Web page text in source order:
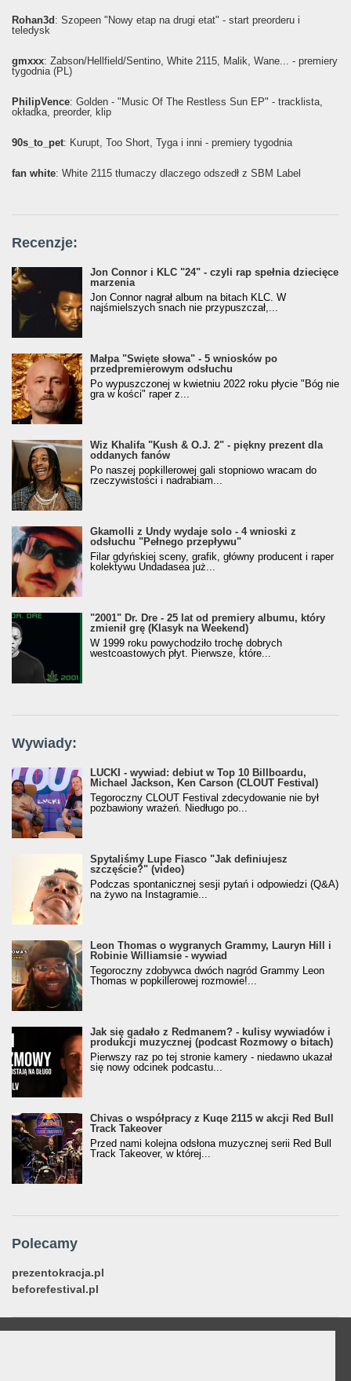
Rohan3d : Szopeen "Nowy etap na drugi etat" - start preorderu i
teledysk
gmxxx: Żabson/Hellfield/Sentino, White 2115, Malik, Wane... - premiery
tygodnia (PL)
PhilipVence: Golden - "Music Of The Restless Sun EP" - tracklista,
okładka, preorder, klip
90s_to_pet: Kurupt, Too Short, Tyga i inni - premiery tygodnia
fan white: White 2115 tłumaczy dlaczego odszedł z SBM Label
Recenzje:
Jon Connor i KLC "24" - czyli rap spełnia dziecięce
marzenia
Jon Connor nagrał album na bitach KLC. W
najśmielszych snach nie przypuszczał,...
Małpa "Święte słowa" - 5 wniosków po
przedpremierowym odsłuchu
Po wypuszczonej w kwietniu 2022 roku płycie "Bóg nie
gra w kości" raper z...
Wiz Khalifa "Kush & O.J. 2" - piękny prezent dla
oddanych fanów
Po naszej popkillerowej gali stopniowo wracam do
rzeczywistości i nadrabiam...
Gkamolli z Undy wydaje solo - 4 wnioski z
odsłuchu "Pełnego przepływu"
Filar gdyńskiej sceny, grafik, główny producent i raper
kolektywu Undadasea już...
"2001" Dr. Dre - 25 lat od premiery albumu, który
zmienił grę (Klasyk na Weekend)
W 1999 roku powychodziło trochę dobrych
westcoastowych płyt. Pierwsze, które...
Wywiady:
LUCKI - wywiad: debiut w Top 10 Billboardu,
Michael Jackson, Ken Carson (CLOUT Festival)
Tegoroczny CLOUT Festival zdecydowanie nie był
pozbawiony wrażeń. Niedługo po...
Spytaliśmy Lupe Fiasco "Jak definiujesz
szczęście?" (video)
Podczas spontanicznej sesji pytań i odpowiedzi (Q&A)
na żywo na Instagramie...
Leon Thomas o wygranych Grammy, Lauryn Hill i
Robinie Williamsie - wywiad
Tegoroczny zdobywca dwóch nagród Grammy Leon
Thomas w popkillerowej rozmowie!...
Jak się gadało z Redmanem? - kulisy wywiadów i
produkcji muzycznej (podcast Rozmowy o bitach)
Pierwszy raz po tej stronie kamery - niedawno ukazał
się nowy odcinek podcastu...
Chivas o współpracy z Kuqe 2115 w akcji Red Bull
Track Takeover
Przed nami kolejna odsłona muzycznej serii Red Bull
Track Takeover, w której...
Polecamy
prezentokracja.pl
beforefestival.pl